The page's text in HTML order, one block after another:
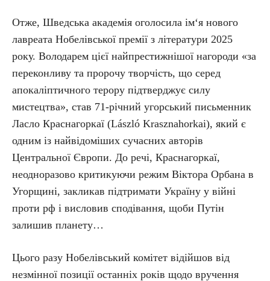
Отже, Шведська академія оголосила ім‘я нового
лавреата Нобелівської премії з літератури 2025
року. Володарем цієї найпрестижнішої нагороди «за
переконливу та пророчу творчість, що серед
апокаліптичного терору підтверджує силу
мистецтва», став 71-річний угорський письменник
Ласло Краснагоркаї (László Krasznahorkai), який є
одним із найвідоміших сучасних авторів
Центральної Європи. До речі, Краснагоркаї,
неодноразово критикуючи режим Віктора Орбана в
Угорщині, закликав підтримати Україну у війні
проти рф і висловив сподівання, щоби Путін
залишив планету…
Цього разу Нобелівський комітет відійшов від
незмінної позиції останніх років щодо вручення